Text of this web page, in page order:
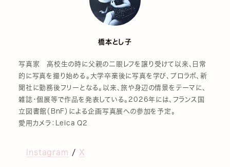
橋本とし子
写真家 高校生の時に父親の二眼レフを譲り受けて以来、日常
的に写真を撮り始める。大学卒業後に写真を学び、プロラボ、新
聞社に勤務後フリーとなる。以来、旅や身辺の情景をテーマに、
雑誌・個展等で作品を発表している。2026年には、フランス国
立図書館（BnF）による企画写真展への参加を予定。
愛用カメラ：Leica Q2
Instagram / X